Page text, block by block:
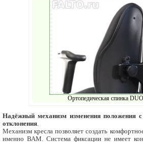
Ортопедическая спинка
Надёжный механизм изменения положения
отклонения.
Механизм кресла позволяет создать
именно ВАМ. Система фиксации не имеет